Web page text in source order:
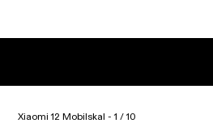
Xiaomi 12 Mobilskal - 1 / 10